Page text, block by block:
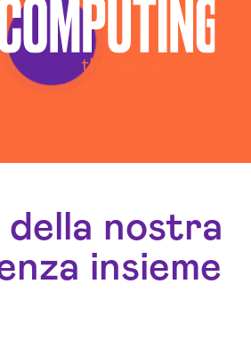
della nostra
insieme